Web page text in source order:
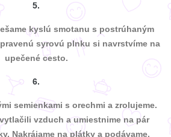
5.
kyslú smotanu s postrúhaným
syrovú plnku si navrstvíme na
upečené cesto.
6.
semienkami s orechmi a zrolujeme.
vzduch a umiestnime na pár
Nakrájame na plátky a podávame.